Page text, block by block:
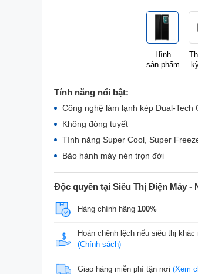
Hình
sản phẩm
Tính năng nổi bật:
Công nghệ làm lạnh kép Dual-Tech
Không đóng tuyết
Tính năng Super Cool, Super
Bảo hành máy nén trọn đời
Độc quyền tại Siêu Thị Điện Máy -
Hàng chính hãng 100%
Hoàn chênh lệch nếu siêu thị khác
(Chính sách)
Giao hàng miễn phí tận nơi (Xem